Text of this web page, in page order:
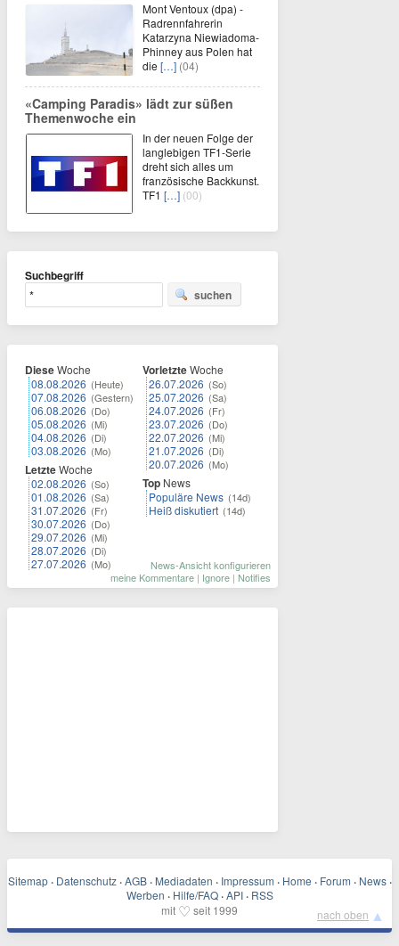
Mont Ventoux (dpa) -
Radrennfahrerin
Katarzyna Niewiadoma-
Phinney aus Polen hat
die […] (04)
«Camping Paradis» lädt zur süßen
Themenwoche ein
In der neuen Folge der
langlebigen TF1-Serie
dreht sich alles um
französische Backkunst.
TF1 […] (00)
Suchbegriff
suchen
DieseWoche
08.08.2026 (Heute)
07.08.2026 (Gestern)
06.08.2026 (Do)
05.08.2026 (Mi)
04.08.2026 (Di)
03.08.2026 (Mo)
LetzteWoche
02.08.2026 (So)
01.08.2026 (Sa)
31.07.2026 (Fr)
30.07.2026 (Do)
29.07.2026 (Mi)
28.07.2026 (Di)
27.07.2026 (Mo)
VorletzteWoche
26.07.2026 (So)
25.07.2026 (Sa)
24.07.2026 (Fr)
23.07.2026 (Do)
22.07.2026 (Mi)
21.07.2026 (Di)
20.07.2026 (Mo)
Top News
Populäre News (14d)
Heiß diskutiert (14d)
News-Ansicht konfigurieren
meine Kommentare | Ignore | Notifies
Sitemap · Datenschutz · AGB · Mediadaten · Impressum · Home · Forum · News ·
Werben · Hilfe/FAQ · API · RSS
mit ♡ seit 1999 nach oben ▲